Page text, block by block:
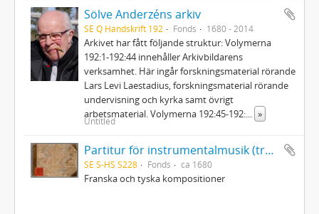
Sölve Anderzéns arkiv
SE Q Handskrift 192 Fonds 1680 - 2014
Arkivet har fått följande struktur: Volymerna
192:1-192:44 innehåller Arkivbildarens
verksamhet. Här ingår forskningsmaterial rörande
Lars Levi Laestadius, forskningsmaterial rörande
undervisning och kyrka samt övrigt
arbetsmaterial. Volymerna 192:45-192:... »
Untitled
Partitur för instrumentalmusik (trestämmig sättning) i tabulatur
SE S-HS S228 Fonds ca 1680
Franska och tyska kompositioner